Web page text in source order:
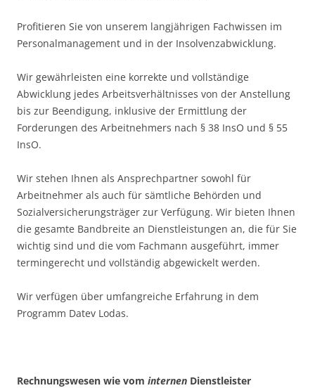
Profitieren Sie von unserem langjährigen Fachwissen im
Personalmanagement und in der Insolvenzabwicklung.
Wir gewährleisten eine korrekte und vollständige
Abwicklung jedes Arbeitsverhältnisses von der Anstellung
bis zur Beendigung, inklusive der Ermittlung der
Forderungen des Arbeitnehmers nach § 38 InsO und § 55
InsO.
Wir stehen Ihnen als Ansprechpartner sowohl für
Arbeitnehmer als auch für sämtliche Behörden und
Sozialversicherungsträger zur Verfügung. Wir bieten Ihnen
die gesamte Bandbreite an Dienstleistungen an, die für Sie
wichtig sind und die vom Fachmann ausgeführt, immer
termingerecht und vollständig abgewickelt werden.
Wir verfügen über umfangreiche Erfahrung in dem
Programm Datev Lodas.
Rechnungswesen wie vom internen Dienstleister